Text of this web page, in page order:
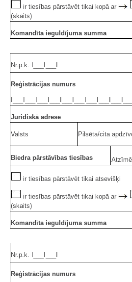
ir tiesības pārstāvēt tikai kopā ar
(skaits)
Komandīta ieguldījuma summa
Nr.p.k. I___I___I
Reģistrācijas numurs
Juridiskā adrese
Valsts Pilsēta/cita
Biedra pārstāvības tiesības
ir tiesības pārstāvēt tikai atsevišķi
ir tiesības pārstāvēt tikai kopā ar
(skaits)
Komandīta ieguldījuma summa
Nr.p.k. I___I___I
Reģistrācijas numurs